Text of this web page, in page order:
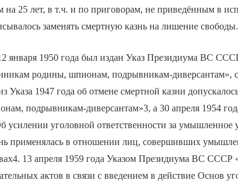
на 25 лет, в т.ч. и по приговорам, не приведённым в
заменять смертную казнь на лишение свободы.
января 1950 года был издан Указ Президиума ВС
родины, шпионам, подрывникам-диверсантам»,
Указа 1947 года об отмене смертной казни
подрывникам-диверсантам»3, а 30 апреля 1954
уголовной ответственности за умышленное
применялась в отношении лиц, совершивших
13 апреля 1959 года Указом Президиума ВС
актов в связи с введением в действие Основ